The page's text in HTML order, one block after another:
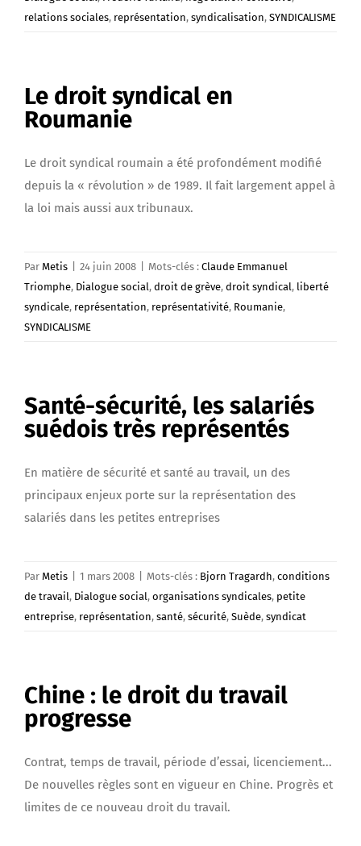
relations sociales, représentation, syndicalisation, SYNDICALISME
Le droit syndical en
Roumanie
Le droit syndical roumain a été profondément modifié
depuis la « révolution » de 1989. Il fait largement appel à
la loi mais aussi aux tribunaux.
Par Metis 24 juin 2008 Mots-clés : Claude Emmanuel
Triomphe, Dialogue social, droit de grève, droit syndical, liberté
syndicale, représentation, représentativité, Roumanie,
SYNDICALISME
Santé-sécurité, les salariés
suédois très représentés
En matière de sécurité et santé au travail, un des
principaux enjeux porte sur la représentation des
salariés dans les petites entreprises
Par Metis 1 mars 2008 Mots-clés : Bjorn Tragardh, conditions
de travail, Dialogue social, organisations syndicales, petite
entreprise, représentation, santé, sécurité, Suède, syndicat
Chine : le droit du travail
progresse
Contrat, temps de travail, période d’essai, licenciement...
De nouvelles règles sont en vigueur en Chine. Progrès et
limites de ce nouveau droit du travail.